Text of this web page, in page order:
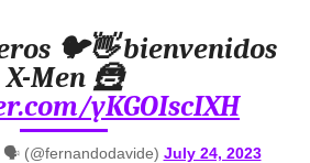
🐦👋 bienvenidos
X-Men 🦹
yKGOIscIXH
(@fernandodavide) July 24, 2023